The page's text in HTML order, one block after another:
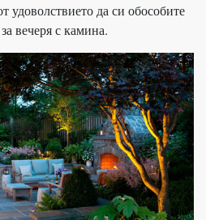
удоволствието да си обособите
вечеря с камина.